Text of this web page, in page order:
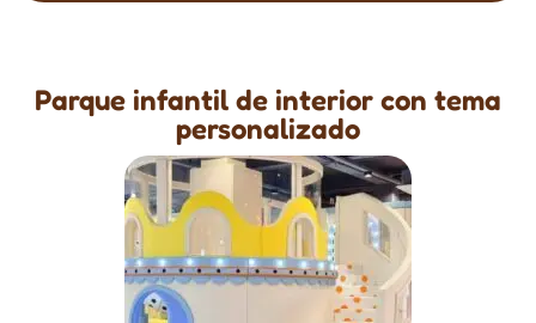
Parque infantil de interior con tema
personalizado